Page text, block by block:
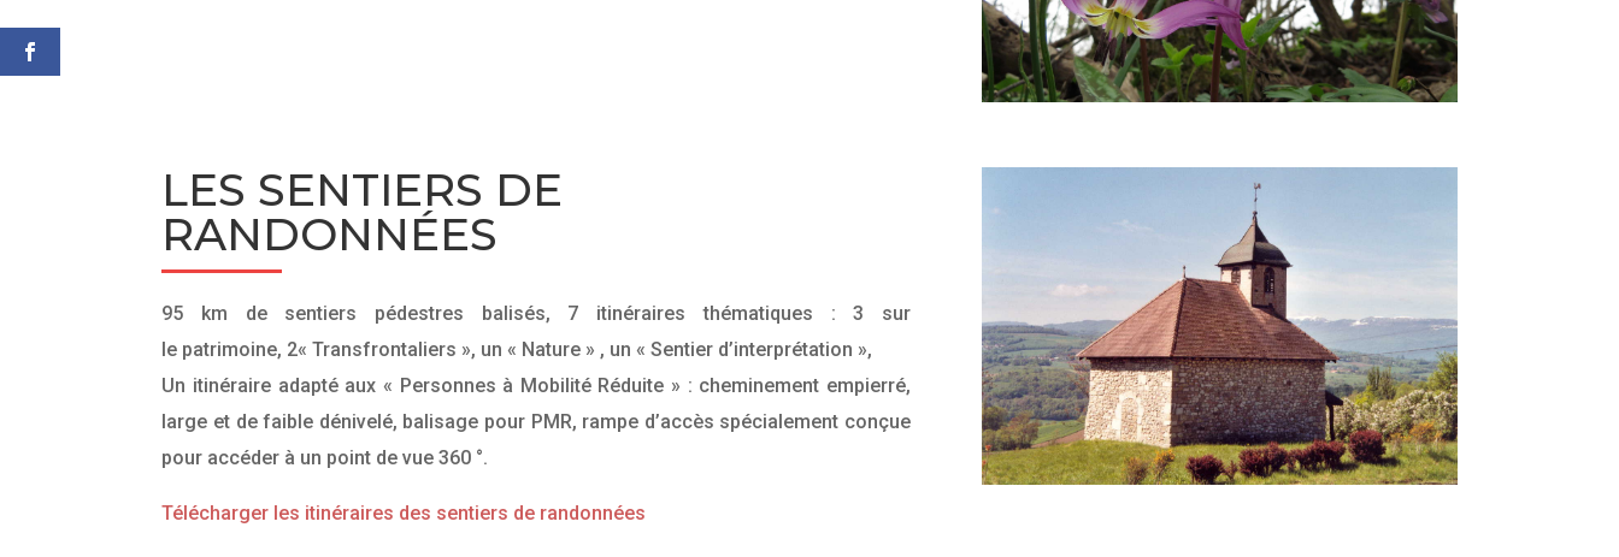
LES SENTIERS DE
RANDONNÉES
95 km de sentiers pédestres balisés, 7 itinéraires thématiques : 3 sur
le patrimoine, 2« Transfrontaliers », un « Nature » , un « Sentier d’interprétation »,
Un itinéraire adapté aux « Personnes à Mobilité Réduite » : cheminement empierré,
large et de faible dénivelé, balisage pour PMR, rampe d’accès spécialement conçue
pour accéder à un point de vue 360 °.
Télécharger les itinéraires des sentiers de randonnées